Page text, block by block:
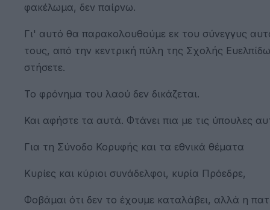
φακέλωμα, δεν παίρνω.
Γι' αυτό θα παρακολουθούμε εκ του σύνεγγυς
τους, από την κεντρική πύλη της Σχολής
στήσετε.
Το φρόνημα του λαού δεν δικάζεται.
Και αφήστε τα αυτά. Φτάνει πια με τις ύπουλες
Για τη Σύνοδο Κορυφής και τα εθνικά θέματα
Κυρίες και κύριοι συνάδελφοι, κυρία Πρόεδρε,
Φοβάμαι ότι δεν το έχουμε καταλάβει, αλλά η